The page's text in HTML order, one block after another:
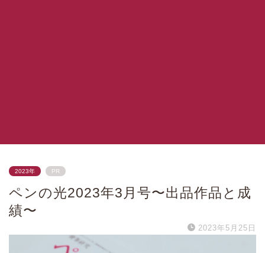
2023年 PR
ペンの光2023年3月号〜出品作品と成
績〜
2023年5月25日